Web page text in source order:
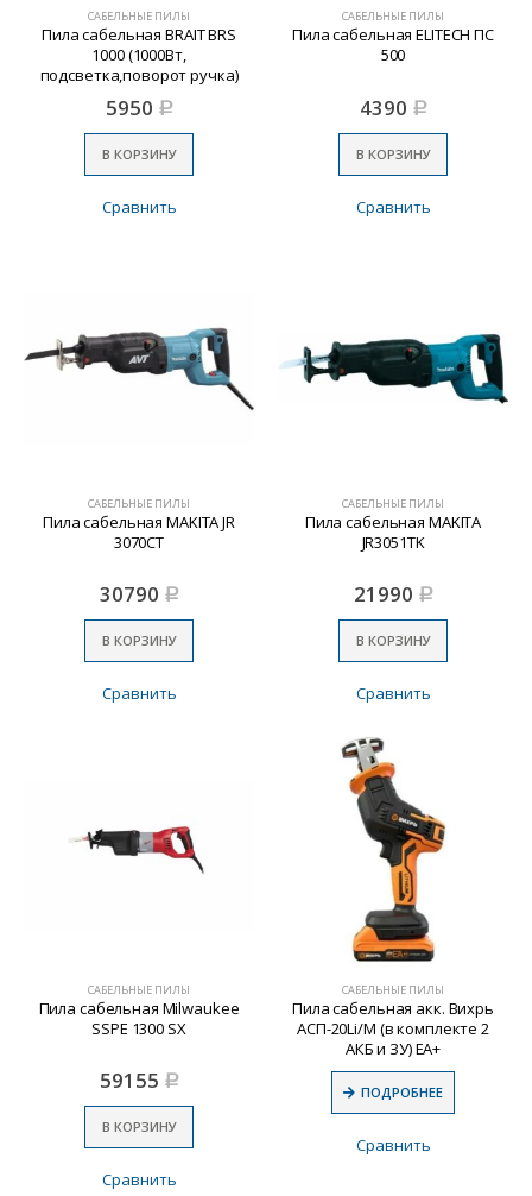
САБЕЛЬНЫЕ ПИЛЫ
Пила сабельная BRAIT BRS
1000 (1000Вт,
подсветка,поворот ручка)
5950 Р
В КОРЗИНУ
Сравнить
САБЕЛЬНЫЕ ПИЛЫ
Пила сабельная ELITECH ПС
500
4390 Р
В КОРЗИНУ
Сравнить
САБЕЛЬНЫЕ ПИЛЫ
Пила сабельная MAKITA JR
3070CT
30790 Р
В КОРЗИНУ
Сравнить
САБЕЛЬНЫЕ ПИЛЫ
Пила сабельная MAKITA
JR3051TK
21990 Р
В КОРЗИНУ
Сравнить
САБЕЛЬНЫЕ ПИЛЫ
Пила сабельная Milwaukee
SSPE 1300 SX
59155 Р
В КОРЗИНУ
Сравнить
САБЕЛЬНЫЕ ПИЛЫ
Пила сабельная акк. Вихрь
АСП-20Li/М (в комплекте 2
АКБ и ЗУ) ЕА+
ПОДРОБНЕЕ
Сравнить